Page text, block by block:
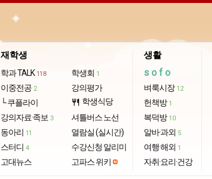
재학생
학과 TALK 118
이중전공 2
└ 쿠플라이
강의자료·족보 3
동아리 11
스터디 4
고대뉴스
학생회 1
강의평가
restaurant 학생식당
셔틀버스 노선
열람실 (실시간)
수강신청 알리미
고파스 위키
생활
sofo
벼룩시장 12
헌책방 1
복덕방 10
알바·과외 5
여행·해외 1
자취·요리·건강